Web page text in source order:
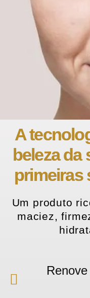
A
beleza
primeiras
Um produto
maciez,